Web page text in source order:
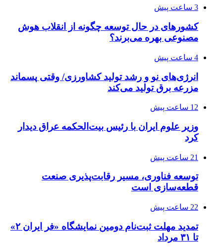
3 ساعت پیش
کشورهای در حال توسعه چگونه از انقلاب هوش
مصنوعی بهره می‌برند؟
4 ساعت پیش
انرژی‌های نو و رشد تولید کشاورزی/ وقتی پسماند
مزرعه‌ برق تولید می‌کند
12 ساعت پیش
وزیر علوم ایران با رئیس بیت‌الحکمه عراق دیدار
کرد
21 ساعت پیش
توسعه فناوری، مسیر رقابت‌پذیری صنعت
قطعه‌سازی است
22 ساعت پیش
تمدید مهلت ثبت‌نام دومین نمایشگاه «فر ایران ۲»
تا ۳۱ مرداد